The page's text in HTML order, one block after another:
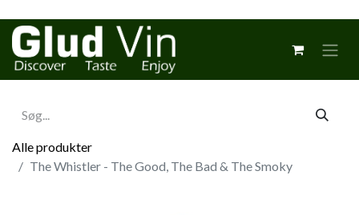
Alle produkter
The Whistler - The Good, The Bad & The Smoky